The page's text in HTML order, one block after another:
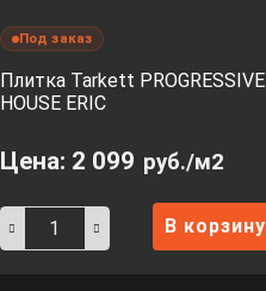
Под заказ
Плитка Tarkett PROGRESSIVE
HOUSE ERIC
Цена: 2 099 руб./м2
В корзину